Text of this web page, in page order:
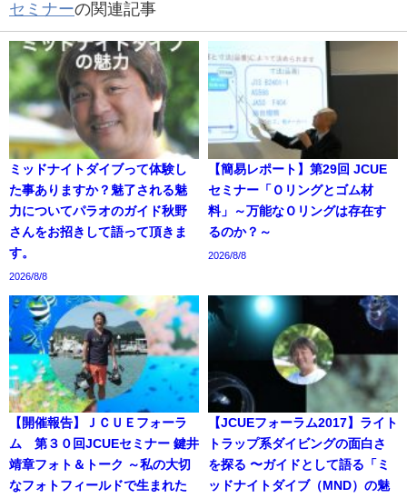
セミナーの関連記事
ミッドナイトダイブって体験し
た事ありますか？魅了される魅
力についてパラオのガイド秋野
さんをお招きして語って頂きま
す。
2026/8/8
【簡易レポート】第29回 JCUE
セミナー「Ｏリングとゴム材
料」～万能なＯリングは存在す
るのか？～
2026/8/8
【開催報告】ＪＣＵＥフォーラ
ム 第３０回JCUEセミナー 鍵井
靖章フォト＆トーク ～私の大切
なフォトフィールドで生まれた
【JCUEフォーラム2017】ライト
トラップ系ダイビングの面白さ
を探る 〜ガイドとして語る「ミ
ッドナイトダイブ（MND）の魅